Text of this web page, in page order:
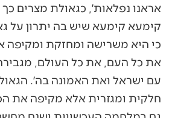
אראנו נפלאות׳, כגאולת מצרים
קימעא קימעא שיש בה יתרון על
כי היא משרישה ומחזקת ומקיפה
את כל העם, את כל העולם,
עם ישראל ואת האמונה בה׳.
חלקית ומגזרית אלא מקיפה את